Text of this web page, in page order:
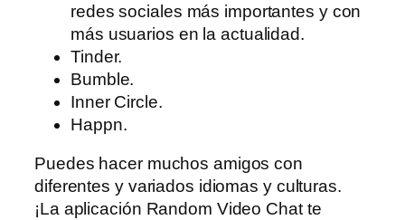
redes sociales más importantes y con
más usuarios en la actualidad.
Tinder.
Bumble.
Inner Circle.
Happn.
Puedes hacer muchos amigos con
diferentes y variados idiomas y culturas.
¡La aplicación Random Video Chat te